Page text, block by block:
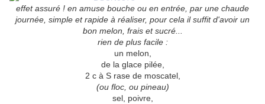
effet assuré ! en amuse bouche ou en entrée, par une chaude
journée, simple et rapide à réaliser, pour cela il suffit d'avoir un
bon melon, frais et sucré...
rien de plus facile :
un melon,
de la glace pilée,
2 c à S rase de moscatel,
(ou floc, ou pineau)
sel, poivre,